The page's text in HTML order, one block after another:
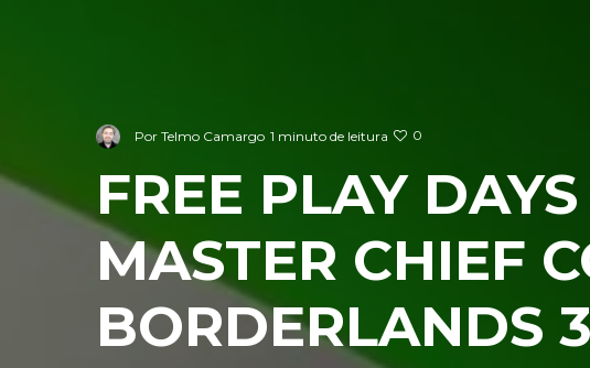
Por Telmo Camargo 1 minuto de leitura 0
FREE PLAY
MASTER CHIEF
BORDERLANDS